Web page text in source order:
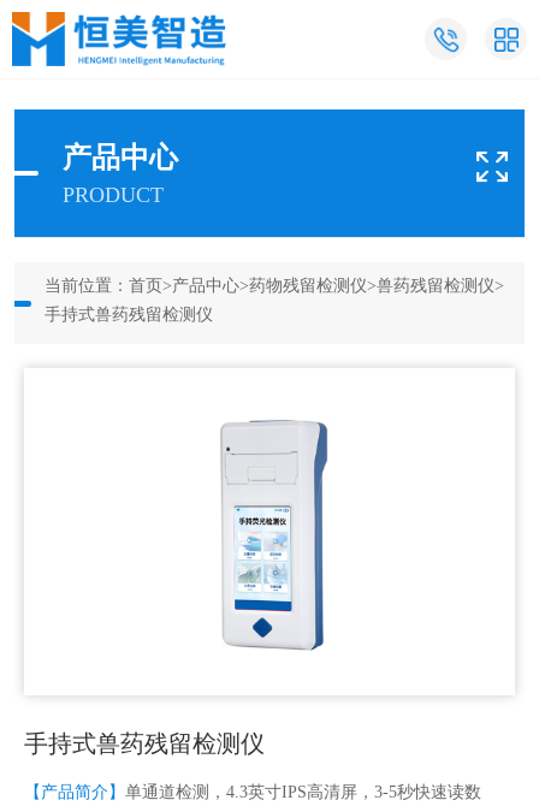
产品中心
PRODUCT
当前位置： 首页 >产品中心>药物残留检测仪>兽药残留检测仪>
手持式兽药残留检测仪
手持式兽药残留检测仪
【产品简介】 单通道检测，4.3英寸IPS高清屏，3-5秒快速读数